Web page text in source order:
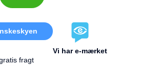
Vi har e-mærket
fragt